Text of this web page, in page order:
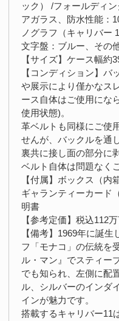
ック） /フォールディ
アガラス、防水性能：
ノグラフ（キャリバー
文字盤：ブルー、その
【サイズ】ケース幅約
【コンディション】
や展示により僅かなス
ース自体はご使用にな
使用状態)。
革ベルトも同様にご使
せんが、バックルを通
裏共に接し面の部分に
ベルト自体は問題なく
【付属】ボックス（内
ギャランティーカード
明書
【参考定価】税込112
【備考】1969年に誕
フ「モナコ」の伝統を
ル・マン』でスティー
でも知られ、左側に配
ル、シルバーのインダ
インが魅力です。
搭載するキャリバー11